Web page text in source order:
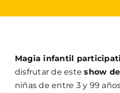
Magia infantil
disfrutar de esteshow
niñas de entre 3 y 99